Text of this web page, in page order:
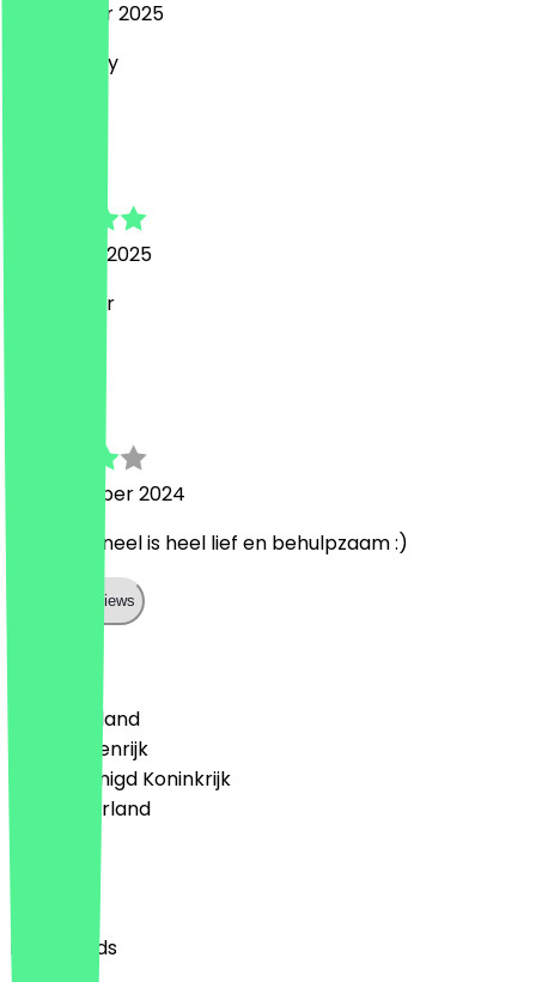
26 oktober 2025
Super tasty
8 februari 2025
Heel lekker
14 december 2024
het personeel is heel lief en behulpzaam :)
Show all reviews
🇩🇪 Duitsland
🇦🇹 Oostenrijk
🇬🇧 Verenigd Koninkrijk
🇳🇱 Nederland
English
Nederlands